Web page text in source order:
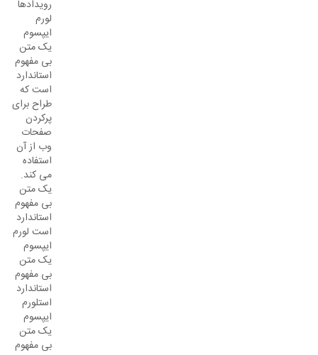
رویدادها
لورم
ایپسوم
یک متن
بی مفهوم
استاندارد
است که
طراح برای
پرکردن
صفحات
وب از آن
استفاده
می کند.
یک متن
بی مفهوم
استاندارد
است لورم
ایپسوم
یک متن
بی مفهوم
استاندارد
استلورم
ایپسوم
یک متن
بی مفهوم